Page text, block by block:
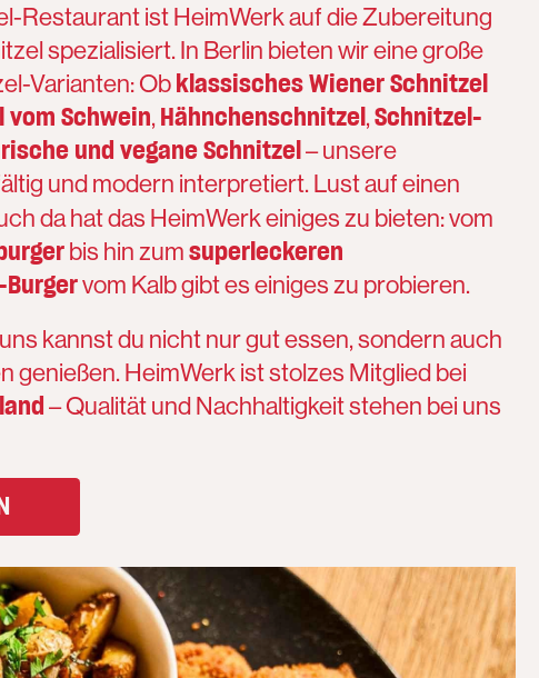
Restaurant ist HeimWerk auf die Zubereitung
spezialisiert. In Berlin bieten wir eine große
Varianten: Obklassisches Wiener Schnitzel
vom Schwein,Hähnchenschnitzel,Schnitzel-
und vegane Schnitzel– unsere
und modern interpretiert. Lust auf einen
da hat das HeimWerk einiges zu bieten: vom
bis hin zumsuperleckeren
vom Kalb gibt es einiges zu probieren.
kannst du nicht nur gut essen, sondern auch
genießen. HeimWerk ist stolzes Mitglied bei
– Qualität und Nachhaltigkeit stehen bei uns